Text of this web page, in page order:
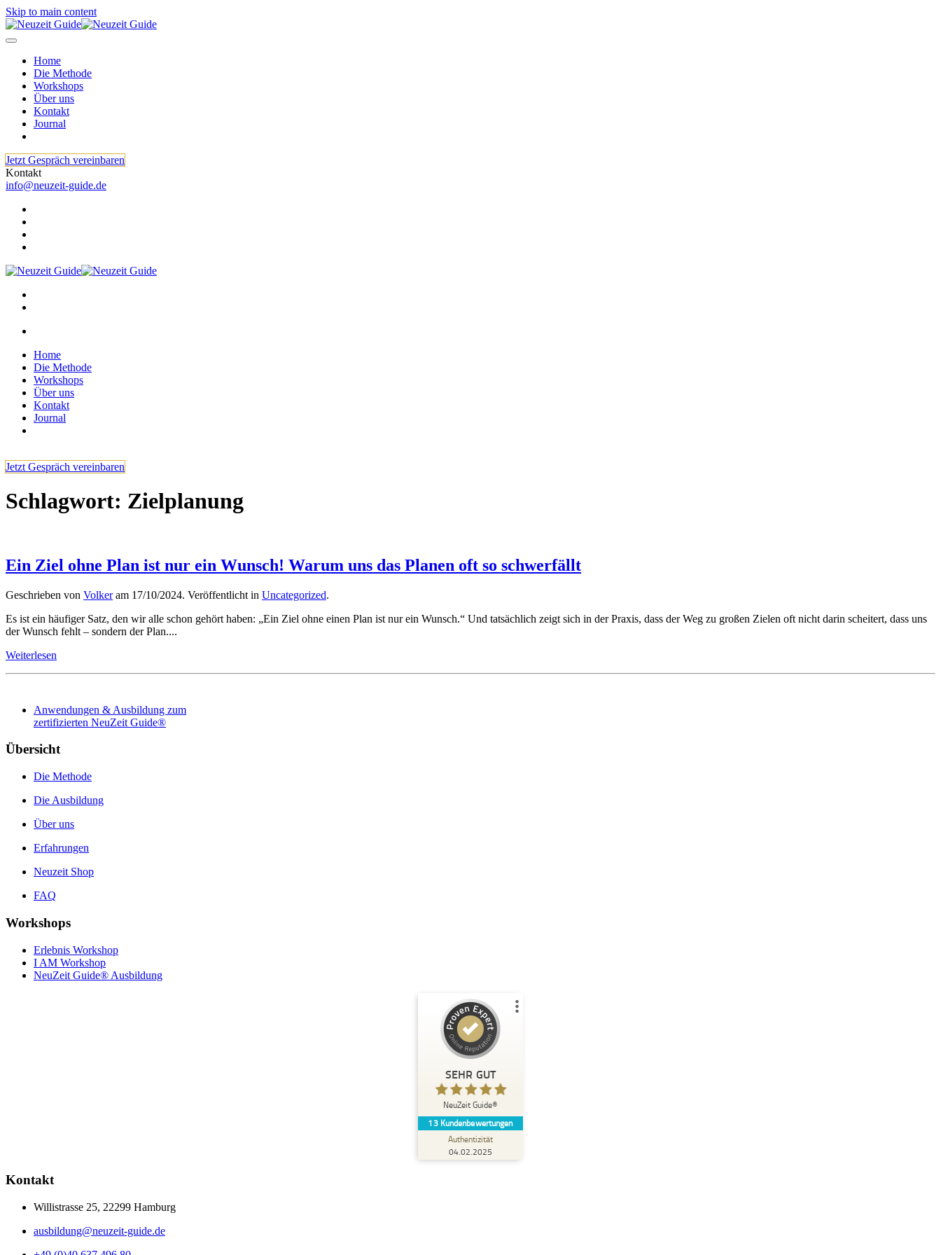
Skip to main content
Home
Die Methode
Workshops
Über uns
Kontakt
Journal
Jetzt Gespräch vereinbaren
Kontakt
info@neuzeit-guide.de
Home
Die Methode
Workshops
Über uns
Kontakt
Journal
Jetzt Gespräch vereinbaren
Schlagwort: Zielplanung
Ein Ziel ohne Plan ist nur ein Wunsch! Warum uns das Planen oft so schwerfällt
Geschrieben von Volkeram 17/10/2024. Veröffentlicht in Uncategorized.
Es ist ein häufiger Satz, den wir alle schon gehört haben: „Ein Ziel ohne einen Plan ist nur ein Wunsch.“ Und tatsächlich zeigt sich in der Praxis, dass der Weg zu großen Zielen oft nicht darin scheitert, dass uns
der Wunsch fehlt – sondern der Plan....
Weiterlesen
Anwendungen & Ausbildung zum
zertifizierten NeuZeit Guide®
Übersicht
Die Methode
Die Ausbildung
Über uns
Erfahrungen
Neuzeit Shop
FAQ
Workshops
Erlebnis Workshop
I AM Workshop
NeuZeit Guide® Ausbildung
SEHR GUT
NeuZeit Guide®
13 Kundenbewertungen
Authentizität
04.02.2025
Kundenbewertungen und Erfahrungen zu
NeuZeit Guide®
Empfehlungen auf
ProvenExpert.com
Bewertungen auf
Bewertungen von
Kontakt
Willistrasse 25, 22299 Hamburg
ausbildung@neuzeit-guide.de